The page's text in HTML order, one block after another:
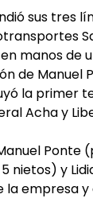
sus tres
manos de
de Manuel
la primer
Acha y
Ponte
nietos) y
la empresa